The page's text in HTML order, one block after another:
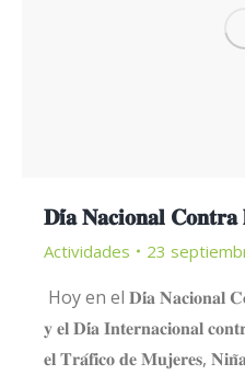
𝐃𝐢́𝐚 𝐍𝐚𝐜𝐢𝐨𝐧𝐚𝐥 𝐂𝐨𝐧𝐭𝐫𝐚
Actividades 23
Hoy en el 𝐃𝐢́𝐚 𝐍𝐚𝐜𝐢𝐨𝐧𝐚𝐥
𝐲 𝐞𝐥 𝐃𝐢́𝐚 𝐈𝐧𝐭𝐞𝐫𝐧𝐚𝐜𝐢𝐨𝐧𝐚𝐥
𝐞𝐥 𝐓𝐫𝐚́𝐟𝐢𝐜𝐨 𝐝𝐞 𝐌𝐮𝐣𝐞𝐫𝐞𝐬,